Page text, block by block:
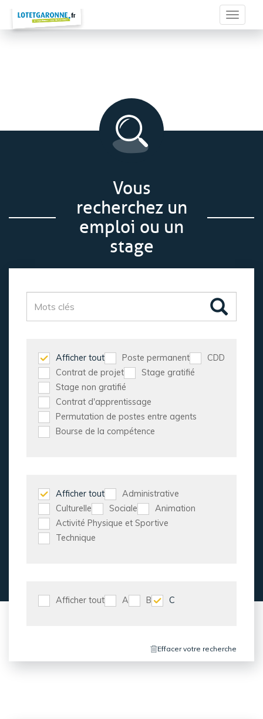
Vous
recherchez un
emploi ou un
stage
Afficher tout Poste permanent
CDD
Contrat de projet
Stage gratifié
Stage non gratifié
Contrat d'apprentissage
Permutation de postes entre agents
Bourse de la compétence
Afficher tout
Administrative
Culturelle
Sociale
Animation
Activité Physique et Sportive
Technique
Afficher tout A B C
Effacer votre recherche